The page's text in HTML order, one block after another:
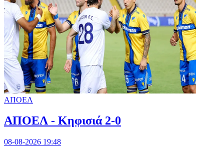
ΑΠΟΕΛ
ΑΠΟΕΛ - Κηφισιά 2-0
08-08-2026 19:48